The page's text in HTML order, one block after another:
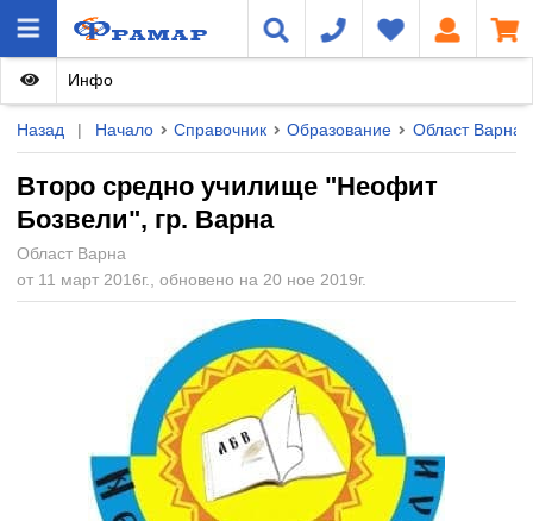
Назад | Начало Справочник Образование Област Варна
Второ средно училище "Неофит
Бозвели", гр. Варна
Област Варна
от 11 март 2016г., обновено на 20 ное 2019г.
Инфо